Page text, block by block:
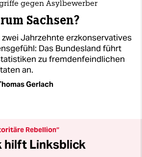
gegen Asylbewerber
Sachsen?
zwei Jahrzehnte erzkonservatives
Das Bundesland führt
zu fremdenfeindlichen
an.
Gerlach
Rebellion“
hilft Linksblick